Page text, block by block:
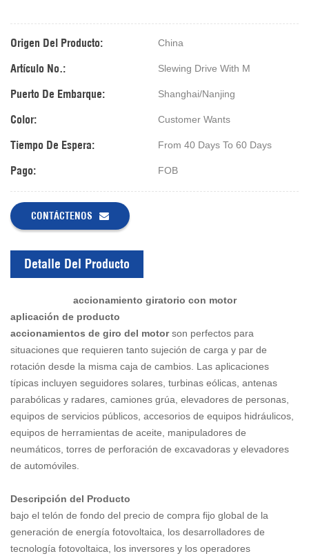
Origen Del Producto: China
Artículo No.: Slewing Drive With M
Puerto De Embarque: Shanghai/Nanjing
Color: Customer Wants
Tiempo De Espera: From 40 Days To 60 Days
Pago: FOB
CONTÁCTENOS
Detalle Del Producto
accionamiento giratorio con motor
aplicación de producto
accionamientos de giro del motorson perfectos para
situaciones que requieren tanto sujeción de carga y par de
rotación desde la misma caja de cambios. Las aplicaciones
típicas incluyen seguidores solares, turbinas eólicas, antenas
parabólicas y radares, camiones grúa, elevadores de personas,
equipos de servicios públicos, accesorios de equipos hidráulicos,
equipos de herramientas de aceite, manipuladores de
neumáticos, torres de perforación de excavadoras y elevadores
de automóviles.
Descripción del Producto
bajo el telón de fondo del precio de compra fijo global de la
generación de energía fotovoltaica, los desarrolladores de
tecnología fotovoltaica, los inversores y los operadores